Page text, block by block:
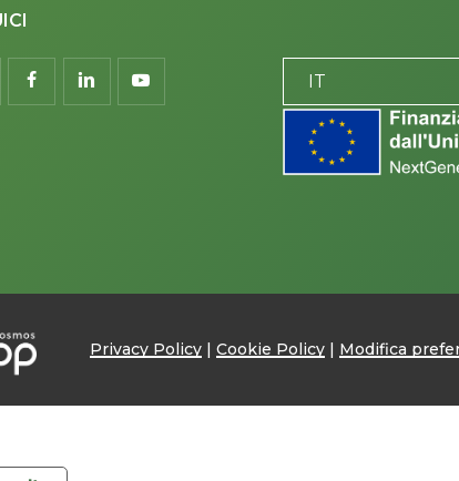
facebooklinkedinyoutube IT
Privacy Policy| Cookie Policy| Modifica